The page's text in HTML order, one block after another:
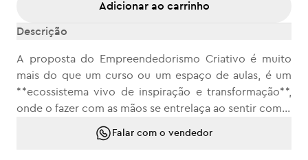
Adicionar ao carrinho
Descrição
A proposta do Empreendedorismo Criativo é muito
mais do que um curso ou um espaço de aulas, é um
**ecossistema vivo de inspiração e transformação**,
onde o fazer com as mãos se entrelaça ao sentir com o
coração e ao empreender com alma. 🌿 É sobre
empreender com consciência, criar com o coração,
Falar com o vendedor